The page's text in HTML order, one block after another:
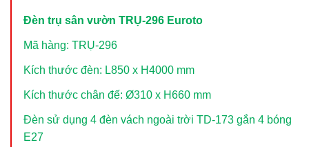
Đèn trụ sân vườn TRỤ-296 Euroto
Mã hàng: TRỤ-296
Kích thước đèn: L850 x H4000 mm
Kích thước chân đế: Ø310 x H660 mm
Đèn sử dụng 4 đèn vách ngoài trời TD-173 gắn 4 bóng
E27